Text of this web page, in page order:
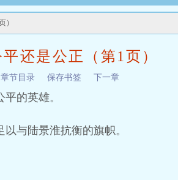
）
还是公正（第1页）
章节目录 保存书签 下一章
的英雄。
与陆景淮抗衡的旗帜。